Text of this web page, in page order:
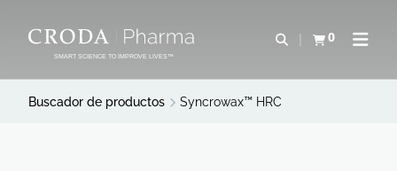
CONTENIDOSMART SCIENCE TO IMPROVE LIVES™
Abrir0
Ver carritoAbrir
Buscador de productos Syncrowax™ HRC